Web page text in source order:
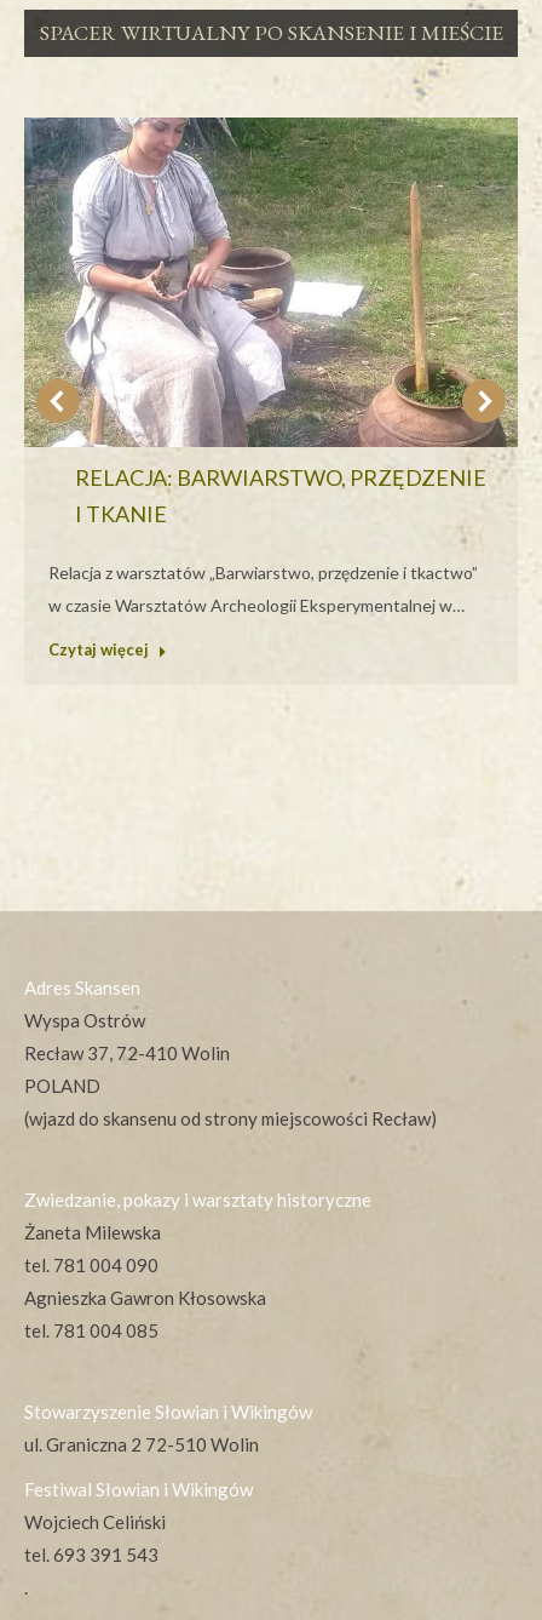
SPACER WIRTUALNY PO SKANSENIE I MIEŚCIE
RELACJA: BARWIARSTWO, PRZĘDZENIE
I TKANIE
Relacja z warsztatów „Barwiarstwo, przędzenie i tkactwo”
w czasie Warsztatów Archeologii Eksperymentalnej w…
Czytaj więcej
Adres Skansen
Wyspa Ostrów
Recław 37, 72-410 Wolin
POLAND
(wjazd do skansenu od strony miejscowości Recław)
Zwiedzanie, pokazy i warsztaty historyczne
Żaneta Milewska
tel. 781 004 090
Agnieszka Gawron Kłosowska
tel. 781 004 085
Stowarzyszenie Słowian i Wikingów
ul. Graniczna 2 72-510 Wolin
Festiwal Słowian i Wikingów
Wojciech Celiński
tel. 693 391 543
.